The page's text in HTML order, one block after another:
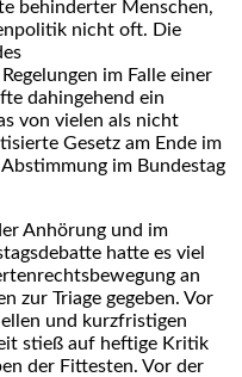
behinderter Menschen,
nicht oft. Die
im Falle einer
dahingehend ein
von vielen als nicht
Gesetz am Ende im
im Bundestag
Anhörung und im
hatte es viel
an
zur Triage gegeben. Vor
und kurzfristigen
stieß auf heftige Kritik
der Fittesten. Vor der